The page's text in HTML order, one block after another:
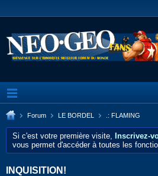
Forum LE BORDEL .: FLAMING
Si c'est votre première visite, Inscrivez-
vous permet d'accéder à toutes les
INQUISITION!